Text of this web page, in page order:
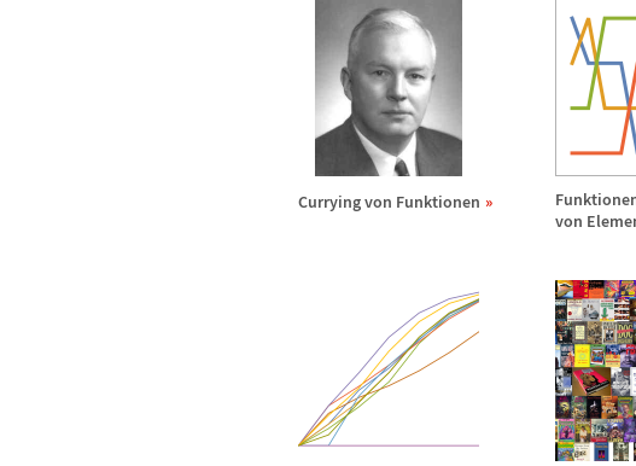
Currying von Funktionen
von